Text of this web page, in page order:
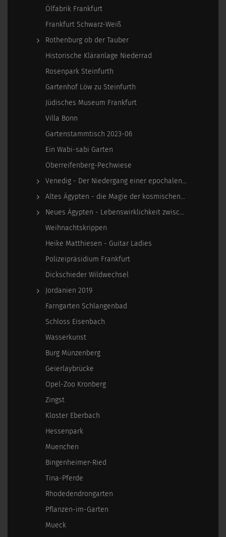
Ölfabrik Frankfurt
Frankfurt Schwarz-Weiß
Rothenburg ob der Tauber
Historische Kläranlage Niederrad
Rosenpark Steinfurth
Gartenhof Löw zu Steinfurth
Jüdisches Museum Frankfurt
Villa Bonn
Gartenstammtisch 2023-06
Ein Wabi-sabi Garten
Oberreifenberg-Pechwiese
Venedig - Der Niedergang einer epochalen Macht
Altes Ägypten - die Magie der kosmischen…
Neues Ägypten - Lebenswirklichkeit zwischen…
Weihnachtskrippen
Heike Matthiesen - Guitar Ladies
Polizeipräsidium Frankfurt
Dickschieder Wildwechsel
Jordanien 2019
Farngarten Schlangenbad
Schloss Eisenbach
Wasserkunst
Burg Münzenberg
Geierlaybrücke
Opel-Zoo Kronberg
Zingst
Kloster Eberbach
Hessenpark
Muenchen
Bingenheimer-Ried
Tina-Pferde
Rhodedendrongarten
Pflanzen-im-Garten
Mueck